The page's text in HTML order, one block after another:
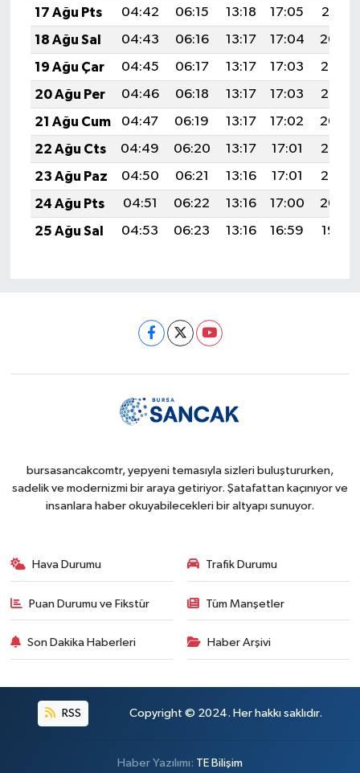
17 Ağu Pts
04:42 06:15 13:18 17:05
20:10
18 Ağu Sal
04:43 06:16 13:17 17:04
20:09
19 Ağu Çar
04:45 06:17 13:17 17:03
20:07
20 Ağu Per
04:46 06:18 13:17 17:03
20:06
21 Ağu Cum
04:47 06:19 13:17 17:02
20:04
22 Ağu Cts
04:49 06:20 13:17 17:01
20:03
23 Ağu Paz
04:50 06:21 13:16 17:01
20:02
24 Ağu Pts
04:51 06:22 13:16 17:00
20:00
25 Ağu Sal
04:53 06:23 13:16 16:59 19:59
bursasancakcomtr, yepyeni temasıyla sizleri buluştururken,
sadelik ve modernizmi bir araya getiriyor. Şatafattan kaçınıyor ve
insanlara haber okuyabilecekleri bir altyapı sunuyor.
Hava Durumu Trafik Durumu
Puan Durumu ve Fikstür Tüm Manşetler
Son Dakika Haberleri Haber Arşivi
RSS Copyright © 2024. Her hakkı saklıdır.
Haber Yazılımı: TE Bilişim